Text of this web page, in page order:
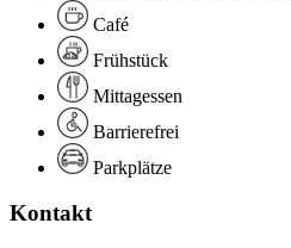
Café
Frühstück
Mittagessen
Barrierefrei
Parkplätze
Kontakt